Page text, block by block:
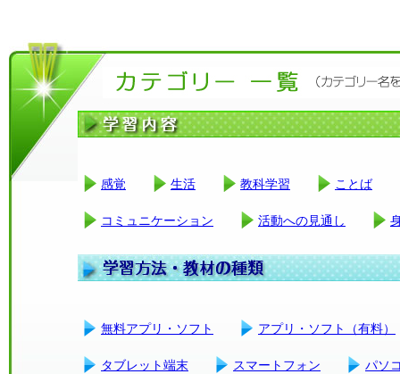
感覚 生活 教科学習 ことば
コミュニケーション 活動への見通し
無料アプリ・ソフト アプリ・ソフト（有料）
タブレット端末 スマートフォン パソ